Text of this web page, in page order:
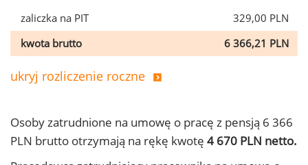
zaliczka na PIT
329,00 PLN
kwota brutto
6 366,21 PLN
ukryj rozliczenie roczne
Osoby zatrudnione na umowę o pracę z pensją 6 366
PLN brutto otrzymają na rękę kwotę 4 670 PLN netto.